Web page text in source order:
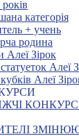
категорія
+ учень
родина
Алеї Зірок
Алеї
Алеї